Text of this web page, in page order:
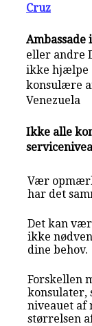
Cruz
Ambassade
eller andre
ikke hjælpe
konsulære
Venezuela
Ikke alle
Vær
har det
Det kan
ikke
dine behov.
Forskellen
konsulater,
niveauet af
størrelsen